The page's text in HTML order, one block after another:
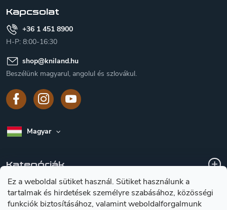
Ez a weboldal sütiket használ. Sütiket használunk a
tartalmak és hirdetések személyre szabásához, közösségi
funkciók biztosításához, valamint weboldalforgalmunk
Kapcsolat
+36 1 451 8900
H-P: 8:00-16:30
shop@kniland.hu
Beszélünk magyarul, angolul és szlovákul.
Magyar
Kategóriák
A vásárlásról